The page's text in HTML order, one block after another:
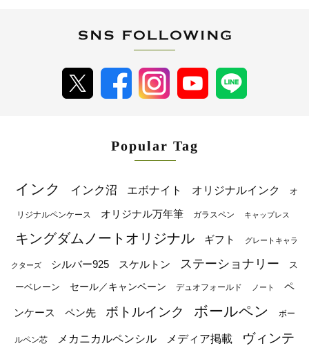
Popular Tag
インク インク沼 エボナイト オリジナルインク オ
リジナルペンケース オリジナル万年筆 ガラスペン キャップレス
キングダムノートオリジナル ギフト グレートキャラ
クターズ シルバー925 スケルトン ステーショナリー ス
ーベレーン セール／キャンペーン デュオフォールド ノート ペ
ンケース ペン先 ボトルインク ボールペン ボー
ルペン芯 メカニカルペンシル メディア掲載 ヴィンテ